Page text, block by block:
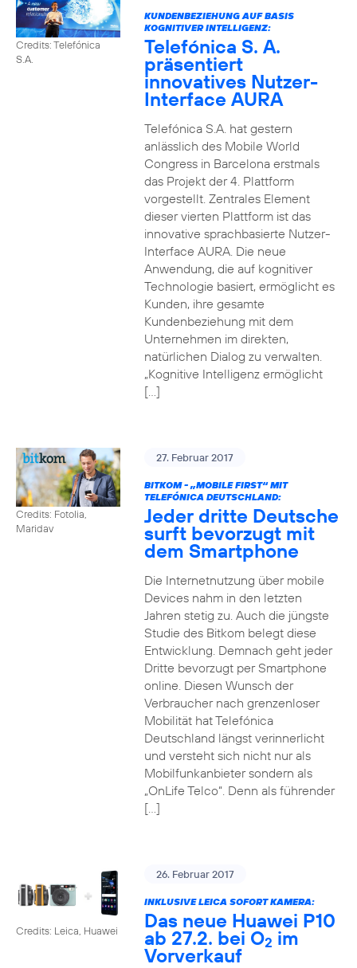
Credits: Telefónica
S.A.
KUNDENBEZIEHUNG AUF BASIS
KOGNITIVER INTELLIGENZ:
Telefónica S. A.
präsentiert
innovatives Nutzer-
Interface AURA
Telefónica S.A. hat gestern
anlässlich des Mobile World
Congress in Barcelona erstmals
das Projekt der 4. Plattform
vorgestellt. Zentrales Element
dieser vierten Plattform ist das
innovative sprachbasierte Nutzer-
Interface AURA. Die neue
Anwendung, die auf kognitiver
Technologie basiert, ermöglicht es
Kunden, ihre gesamte
Kundenbeziehung mit dem
Unternehmen im direkten,
natürlichen Dialog zu verwalten.
„Kognitive Intelligenz ermöglicht
[…]
Credits: Fotolia,
Maridav
27. Februar 2017
BITKOM - „MOBILE FIRST“ MIT
TELEFÓNICA DEUTSCHLAND:
Jeder dritte Deutsche
surft bevorzugt mit
dem Smartphone
Die Internetnutzung über mobile
Devices nahm in den letzten
Jahren stetig zu. Auch die jüngste
Studie des Bitkom belegt diese
Entwicklung. Demnach geht jeder
Dritte bevorzugt per Smartphone
online. Diesen Wunsch der
Verbraucher nach grenzenloser
Mobilität hat Telefónica
Deutschland längst verinnerlicht
und versteht sich nicht nur als
Mobilfunkanbieter sondern als
„OnLife Telco“. Denn als führender
[…]
Credits: Leica, Huawei
26. Februar 2017
INKLUSIVE LEICA SOFORT KAMERA:
Das neue Huawei P10
ab 27.2. bei O2 im
Vorverkauf